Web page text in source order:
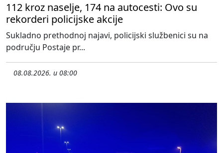
112 kroz naselje, 174 na autocesti: Ovo su
rekorderi policijske akcije
Sukladno prethodnoj najavi, policijski službenici su na
području Postaje pr...
08.08.2026. u 08:00